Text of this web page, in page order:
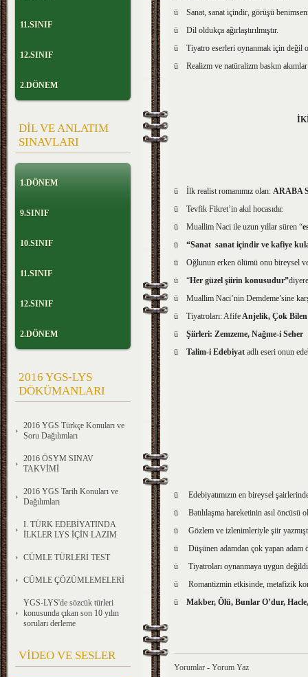
11.SINIF
12.SINIF
2.DÖNEM
DİL VE ANLATIM
SINAVLARI
1.DÖNEM
9.SINIF
10.SINIF
11.SINIF
12.SINIF
2.DÖNEM
2016 YGS-LYS
DÖKÜMANLARI
2016 YGS Türkçe Konuları ve
Soru Dağılımları
2016 ÖSYM SINAV
TAKVİMİ
2016 YGS Tarih Konuları ve
Dağılımları
I. TÜRK EDEBİYATINDA
İLKLER LYS İÇİN LAZIM
CÜMLE TÜRLERİ TEST
CÜMLE ÇÖZÜMLEMELERİ
YGS-LYS'de sözcük türleri
konusunda çıkan son 10 yılın
soruları derleme
VİDEO VE SESLER
ü Sanat, sanat içindir, görüşü
ü Dil oldukça ağırlaştırılmıştır.
ü Tiyatro eserleri oynanmak için değil
ü Realizm ve natüralizm baskın
ü İlk realist romanımız olan: ARABA
ü Tevfik Fikret’in akıl hocasıdır.
ü Muallim Naci ile uzun yıllar süren “
ü “Sanat sanat içindir ve kafiye
ü Oğlunun erken ölümü onu bireysel ve
ü “Her güzel şiirin konusudur”
ü Muallim Naci’nin Demdeme’sine
ü Tiyatroları: Afife Anjelik, Çok Bilen
ü Şiirleri: Zemzeme, Nağme-i Seher
ü Talim-i Edebiyat adlı eseri onun
ü Edebiyatımızın en bireysel
ü Batılılaşma hareketinin asıl öncüsü
ü Gözlem ve izlenimleriyle şiir
ü Düşünen adamdan çok yapan adam
ü Tiyatroları oynanmaya uygun
ü Romantizmin etkisinde, metafizik
ü Makber, Ölü, Bunlar O’dur,
Yorumlar - Yorum Yaz